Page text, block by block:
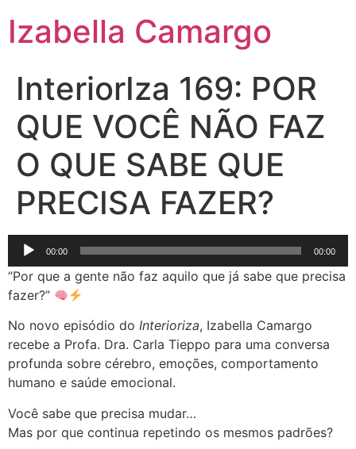
Izabella Camargo
InteriorIza 169: POR
QUE VOCÊ NÃO FAZ
O QUE SABE QUE
PRECISA FAZER?
Tocador
de
áudio
00:00 00:00
“Por que a gente não faz aquilo que já sabe que precisa
fazer?”
No novo episódio do Interioriza, Izabella Camargo
recebe a Profa. Dra. Carla Tieppo para uma conversa
profunda sobre cérebro, emoções, comportamento
humano e saúde emocional.
Você sabe que precisa mudar…
Mas por que continua repetindo os mesmos padrões?